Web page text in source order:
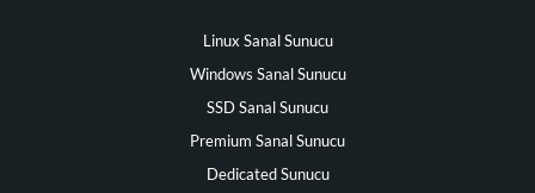
Linux Sanal Sunucu
Windows Sanal Sunucu
SSD Sanal Sunucu
Premium Sanal Sunucu
Dedicated Sunucu